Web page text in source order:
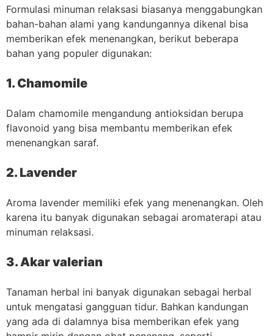
Formulasi minuman relaksasi biasanya menggabungkan
bahan-bahan alami yang kandungannya dikenal bisa
memberikan efek menenangkan, berikut beberapa
bahan yang populer digunakan:
1. Chamomile
Dalam chamomile mengandung antioksidan berupa
flavonoid yang bisa membantu memberikan efek
menenangkan saraf.
2. Lavender
Aroma lavender memiliki efek yang menenangkan. Oleh
karena itu banyak digunakan sebagai aromaterapi atau
minuman relaksasi.
3. Akar valerian
Tanaman herbal ini banyak digunakan sebagai herbal
untuk mengatasi gangguan tidur. Bahkan kandungan
yang ada di dalamnya bisa memberikan efek yang